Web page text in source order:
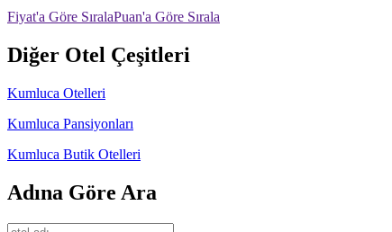
Fiyat'a Göre SıralaPuan'a Göre Sırala
Diğer Otel Çeşitleri
Kumluca Otelleri
Kumluca Pansiyonları
Kumluca Butik Otelleri
Adına Göre Ara